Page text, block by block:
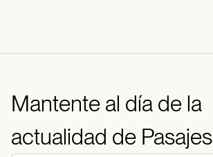
Mantente al día de la
actualidad de Pasajes